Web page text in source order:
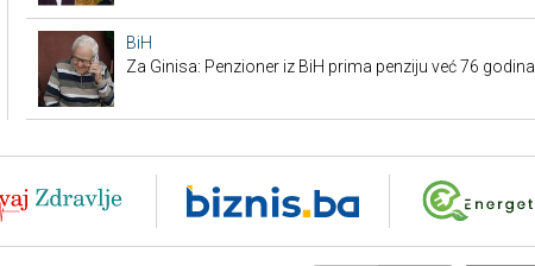
BiH
Za Ginisa: Penzioner iz BiH prima penziju već 76 godina